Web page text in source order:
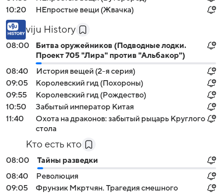
10:20
НЕпростые вещи (Жвачка)
viju History
08:00
Битва оружейников (Подводные лодки.
Проект 705 "Лира" против "Альбакор")
08:40
История вещей (2-я серия)
09:05
Королевский гид (Похороны)
09:55
Королевский гид (Рождество)
10:50
Забытый император Китая
11:40
Охота на драконов: забытый рыцарь Круглого
стола
Кто есть кто
08:00
Тайны разведки
08:40
Революция
09:05
Фрунзик Мкртчян. Трагедия смешного